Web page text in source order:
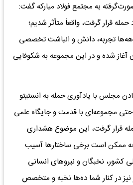
به مجتمع فولاد مبارکه گفت:
قرار گرفت، واقعاً متأثر شدیم؛
تجربه، دانش و انباشت تخصصی
شده و در این مجموعه به شکوفایی
مجلس با یادآوری حمله به انستیتو
حتی مجموعه‌ای با قدمت و جایگاه علمی
قرار گرفت، این موضوع هشداری
ممکن است برخی ساختارها آسیب
کشور، نخبگان و نیروهای انسانی
در کنار شما ده‌ها نخبه و متخصص